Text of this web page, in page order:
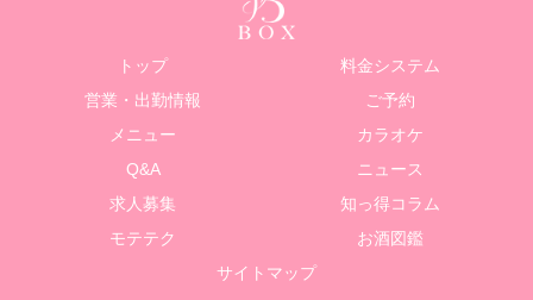
トップ
料金システム
営業・出勤情報
ご予約
メニュー
カラオケ
Q&A
ニュース
求人募集
知っ得コラム
モテテク
お酒図鑑
サイトマップ